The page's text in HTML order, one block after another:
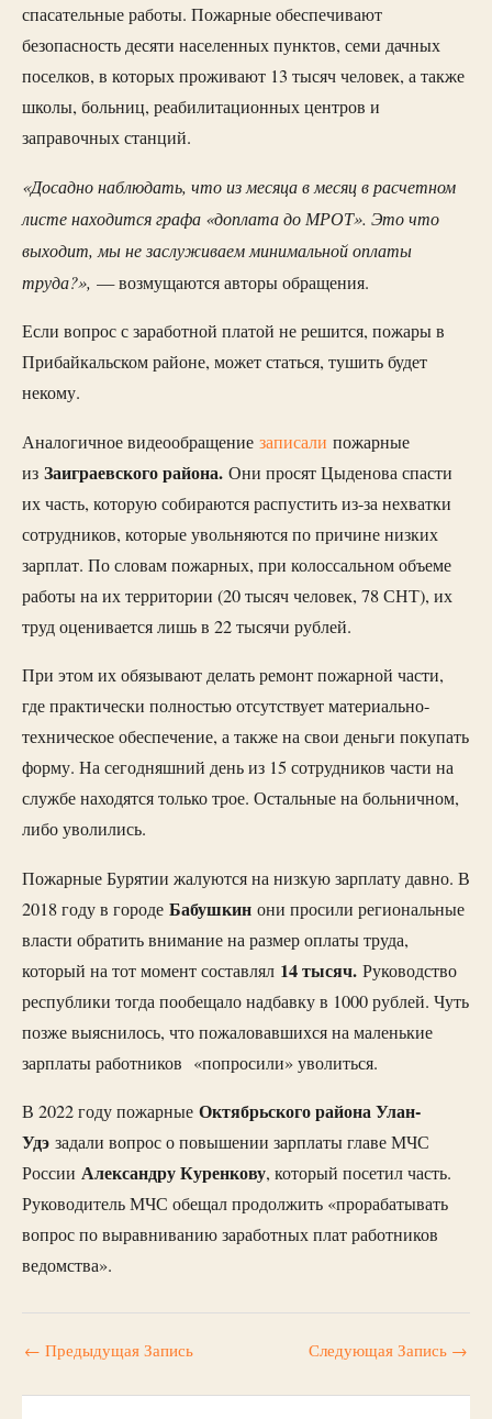
спасательные работы. Пожарные обеспечивают
безопасность десяти населенных пунктов, семи дачных
поселков, в которых проживают 13 тысяч человек, а также
школы, больниц, реабилитационных центров и
заправочных станций.
«Досадно наблюдать, что из месяца в месяц в расчетном
листе находится графа «доплата до МРОТ». Это что
выходит, мы не заслуживаем минимальной оплаты
труда?», — возмущаются авторы обращения.
Если вопрос с заработной платой не решится, пожары в
Прибайкальском районе, может статься, тушить будет
некому.
Аналогичное видеообращение записали пожарные
из Заиграевского района. Они просят Цыденова спасти
их часть, которую собираются распустить из-за нехватки
сотрудников, которые увольняются по причине низких
зарплат. По словам пожарных, при колоссальном объеме
работы на их территории (20 тысяч человек, 78 СНТ), их
труд оценивается лишь в 22 тысячи рублей.
При этом их обязывают делать ремонт пожарной части,
где практически полностью отсутствует материально-
техническое обеспечение, а также на свои деньги покупать
форму. На сегодняшний день из 15 сотрудников части на
службе находятся только трое. Остальные на больничном,
либо уволились.
Пожарные Бурятии жалуются на низкую зарплату давно. В
2018 году в городе Бабушкин они просили региональные
власти обратить внимание на размер оплаты труда,
который на тот момент составлял 14 тысяч. Руководство
республики тогда пообещало надбавку в 1000 рублей. Чуть
позже выяснилось, что пожаловавшихся на маленькие
зарплаты работников «попросили» уволиться.
В 2022 году пожарные Октябрьского района Улан-
Удэ задали вопрос о повышении зарплаты главе МЧС
России Александру Куренкову, который посетил часть.
Руководитель МЧС обещал продолжить «прорабатывать
вопрос по выравниванию заработных плат работников
ведомства».
← Предыдущая Запись Следующая Запись →